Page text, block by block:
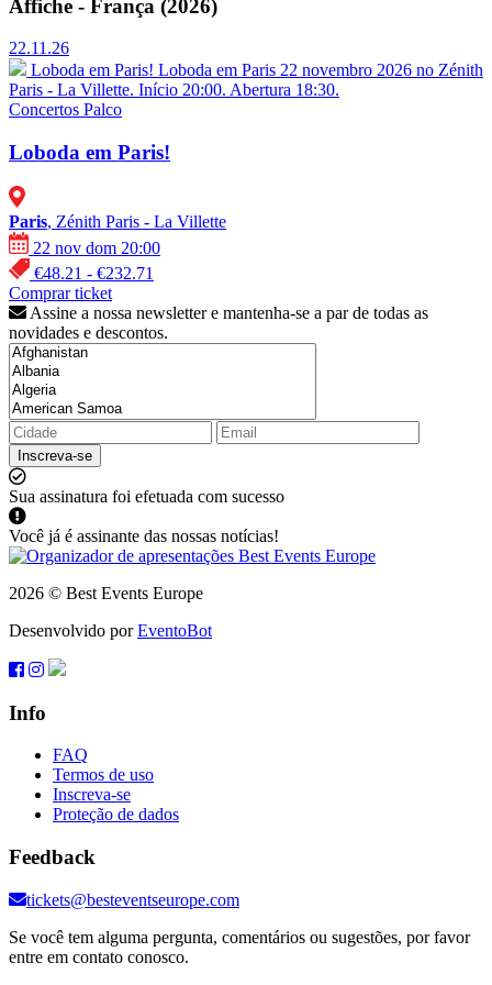
Affiche - França (2026)
22.11.26
Loboda em Paris! Loboda em Paris 22 novembro 2026 no Zénith
Paris - La Villette. Início 20:00. Abertura 18:30.
Concertos Palco
Loboda em Paris!
Paris, Zénith Paris - La Villette
22 nov dom 20:00
€48.21 - €232.71
Comprar ticket
Assine a nossa newsletter e mantenha-se a par de todas as
novidades e descontos.
Inscreva-se
Sua assinatura foi efetuada com sucesso
Você já é assinante das nossas notícias!
2026 © Best Events Europe
Desenvolvido porEventoBot
Info
FAQ
Termos de uso
Inscreva-se
Proteção de dados
Feedback
tickets@besteventseurope.com
Se você tem alguma pergunta, comentários ou sugestões, por favor
entre em contato conosco.